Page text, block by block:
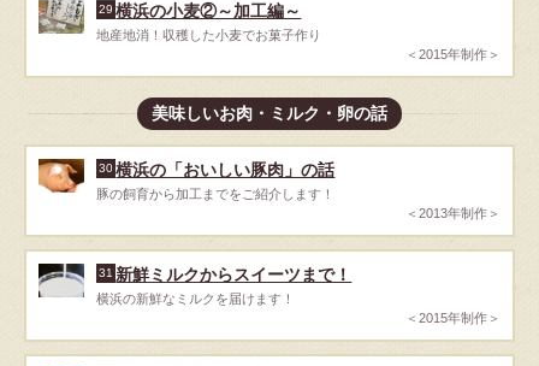
29 横浜の小麦②～加工編～
地産地消！収穫した小麦でお菓子作り
＜2015年制作＞
美味しいお肉・ミルク・卵の話
30 横浜の「おいしい豚肉」の話
豚の飼育から加工までをご紹介します！
＜2013年制作＞
31 新鮮ミルクからスイーツまで！
横浜の新鮮なミルクを届けます！
＜2015年制作＞